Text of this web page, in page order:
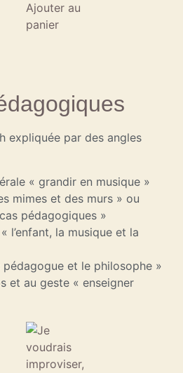
Ajouter au
panier
expliquée par des angles
« grandir en musique »
mimes et des murs » ou
pédagogiques »
l’enfant, la musique et la
et le philosophe »
et au geste « enseigner